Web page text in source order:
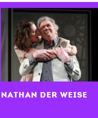
NATHAN DER WEISE